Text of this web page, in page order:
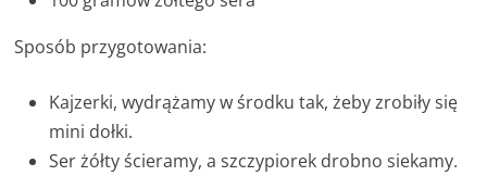
Sposób przygotowania:
Kajzerki, wydrążamy w środku tak, żeby zrobiły się
mini dołki.
Ser żółty ścieramy, a szczypiorek drobno siekamy.